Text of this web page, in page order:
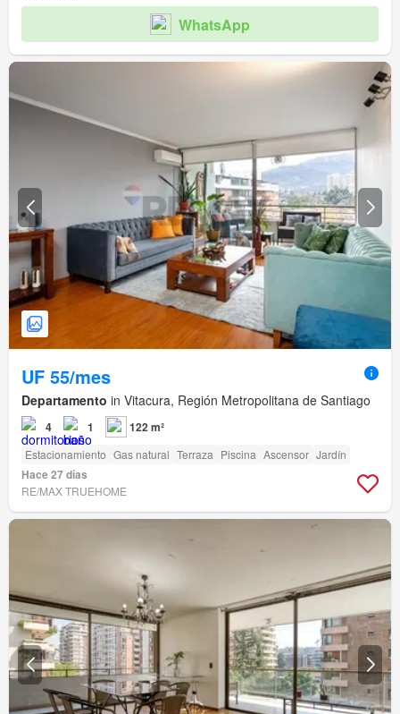
WhatsApp
UF 55/mes
Departamento in Vitacura, Región Metropolitana de Santiago
4 1 122 m²
Estacionamiento Gas natural Terraza Piscina Ascensor Jardín
Hace 27 días
RE/MAX TRUEHOME